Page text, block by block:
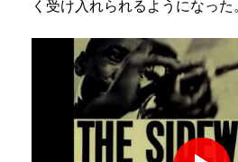
く受け入れられるようになった